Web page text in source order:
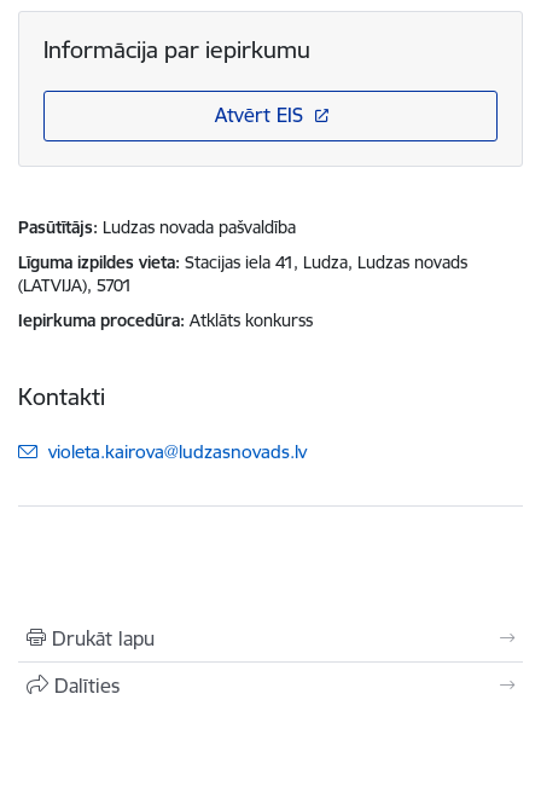
Informācija par iepirkumu
Atvērt EIS
Pasūtītājs Ludzas novada pašvaldība
Līguma izpildes vieta Stacijas iela 41, Ludza, Ludzas novads
(LATVIJA), 5701
Iepirkuma procedūra Atklāts konkurss
Kontakti
E-pasts:
violeta.kairova@ludzasnovads.lv
Drukāt lapu
Dalīties